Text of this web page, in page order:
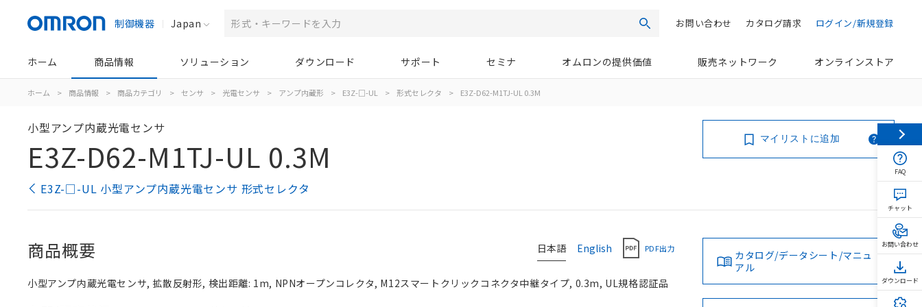
制御機器 Japan 検索 ログイン/新規登録
カタログ請求
お問い合わせ
ホーム 商品情報 ソリューション ダウンロード サポート セミナ オムロンの提供価値 販売ネットワーク オンラインストア
ホーム > 商品情報 > 商品カテゴリ > センサ > 光電センサ > アンプ内蔵形 > E3Z-□-UL > 形式セレクタ > E3Z-D62-M1TJ-UL 0.3M
小型アンプ内蔵光電センサ
E3Z-D62-M1TJ-UL 0.3M
E3Z-□-UL 小型アンプ内蔵光電センサ 形式セレクタ
マイリストに追加
日本語 English PDF出力
商品概要
小型アンプ内蔵光電センサ, 拡散反射形, 検出距離: 1m, NPNオープンコレクタ, M12スマートクリックコネクタ中継タイプ, 0.3m, UL規格認証品
カタログ/データシート/マニュ
アル
FAQ
チャット
お問い合わせ
ダウンロード